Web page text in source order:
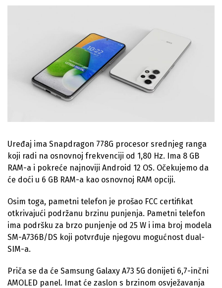
Uređaj ima Snapdragon 778G procesor srednjeg ranga
koji radi na osnovnoj frekvenciji od 1,80 Hz. Ima 8 GB
RAM-a i pokreće najnoviji Android 12 OS. Očekujemo da
će doći u 6 GB RAM-a kao osnovnoj RAM opciji.
Osim toga, pametni telefon je prošao FCC certifikat
otkrivajući podržanu brzinu punjenja. Pametni telefon
ima podršku za brzo punjenje od 25 W i ima broj modela
SM-A736B/DS koji potvrđuje njegovu mogućnost dual-
SIM-a.
Priča se da će Samsung Galaxy A73 5G donijeti 6,7-inčni
AMOLED panel. Imat će zaslon s brzinom osvježavanja